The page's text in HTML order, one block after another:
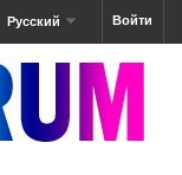
Войти
Русский